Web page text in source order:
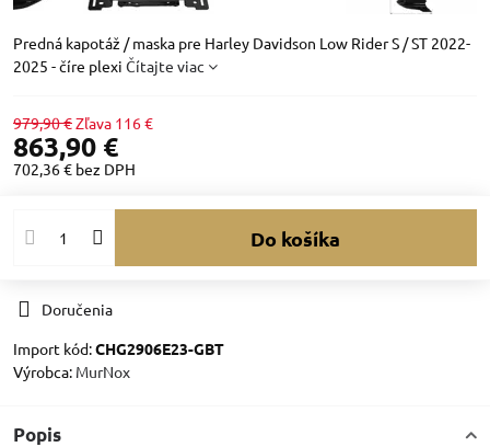
Predná kapotáž / maska pre Harley Davidson Low Rider S / ST 2022-
2025 - číre plexi Čítajte viac
979,90 €Zľava 116 €
863,90 €
702,36 € bez DPH
Do košíka
Doručenia
Import kód:CHG2906E23-GBT
Výrobca: MurNox
Popis